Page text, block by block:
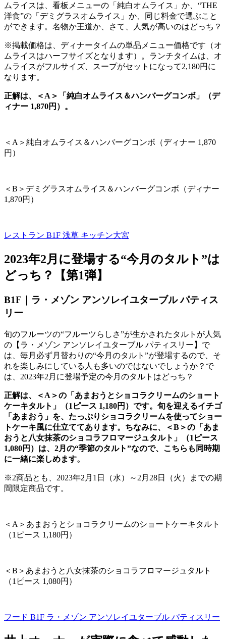
ムライスは、看板メニューの「純白オムライス」か、“THE
洋食”の「デミグラスオムライス」か、同じ料金で選ぶこと
ができます。名物か王道か、さて、人気が高いのはどっち？
※掲載価格は、ディナータイムの単品メニュー価格です（オ
ムライスはハーフサイズとなります）。ランチタイムは、オ
ムライスがフルサイズ、スープがセットになって2,180円に
なります。
正解は、＜A＞「純白オムライス＆ハンバーグコンボ」（デ
ィナー 1,870円）。
＜ A ＞純白オムライス＆ハンバーグコンボ（ディナー 1,870
円）
＜ B ＞デミグラスオムライス＆ハンバーグコンボ（ディナー
1,870円）
レストラン B1F 浅草 キッチン大宮
2023年2月に登場する“今月のタルト”は
どっち？【第1弾】
B1F｜ラ・メゾン アンソレイユターブル パティス
リー
旬のフルーツの“フルーツらしさ”が生かされたタルトが人気
の【ラ・メゾン アンソレイユターブル パティスリー】で
は、毎月必ず月替わりの“今月のタルト”が登場するので、そ
れを楽しみにしている人も多いのではないでしょうか？で
は、 2023年2 月に登場予定の今月のタルトはどっち？
正解は、＜A＞の「あまおうとショコラクリームのショート
ケーキタルト」（1ピース 1,180円）です。旬を迎えるイチゴ
「あまおう」を、たっぷりショコラクリームを使ってショー
トケーキ風に仕立ててあります。ちなみに、＜B＞の「あま
おうと八女抹茶のショコラフロマージュタルト」（1ピース
1,080円）は、2月の“季節のタルト”なので、こちらも同時期
に一緒に楽しめます。
※2商品とも、 2023年2 月 1 日（水）～ 2 月 28日（火）までの期
間限定商品です。
＜ A ＞あまおうとショコラクリームのショートケーキタルト
（1ピース 1,180円）
＜ B ＞あまおうと八女抹茶のショコラフロマージュタルト
（1ピース 1,080円）
フード B1F ラ・メゾン アンソレイユターブル パティスリー